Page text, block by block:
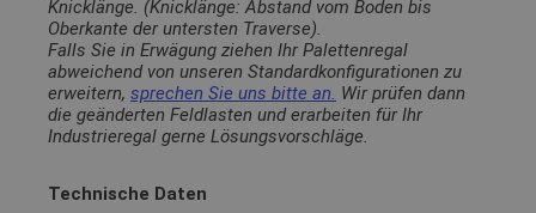
Knicklänge. (Knicklänge: Abstand vom Boden bis
Oberkante der untersten Traverse).
Falls Sie in Erwägung ziehen Ihr Palettenregal
abweichend von unseren Standardkonfigurationen zu
erweitern, sprechen Sie uns bitte an. Wir prüfen dann
die geänderten Feldlasten und erarbeiten für Ihr
Industrieregal gerne Lösungsvorschläge.
Technische Daten